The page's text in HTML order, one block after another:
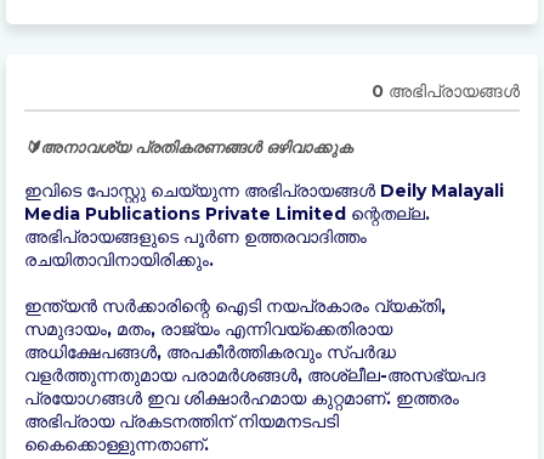
0 അഭിപ്രായങ്ങള്‍
🔰അനാവശ്യ പ്രതികരണങ്ങൾ ഒഴിവാക്കുക
ഇവിടെ പോസ്റ്റു ചെയ്യുന്ന അഭിപ്രായങ്ങൾ Deily Malayali
Media Publications Private Limited ന്റെതല്ല.
അഭിപ്രായങ്ങളുടെ പൂർണ ഉത്തരവാദിത്തം
രചയിതാവിനായിരിക്കും.
ഇന്ത്യന്‍ സർക്കാരിന്റെ ഐടി നയപ്രകാരം വ്യക്തി,
സമുദായം, മതം, രാജ്യം എന്നിവയ്ക്കെതിരായ
അധിക്ഷേപങ്ങൾ, അപകീർത്തികരവും സ്പർദ്ധ
വളർത്തുന്നതുമായ പരാമർശങ്ങൾ, അശ്ലീല-അസഭ്യപദ
പ്രയോഗങ്ങൾ ഇവ ശിക്ഷാർഹമായ കുറ്റമാണ്. ഇത്തരം
അഭിപ്രായ പ്രകടനത്തിന് നിയമനടപടി
കൈക്കൊള്ളുന്നതാണ്.